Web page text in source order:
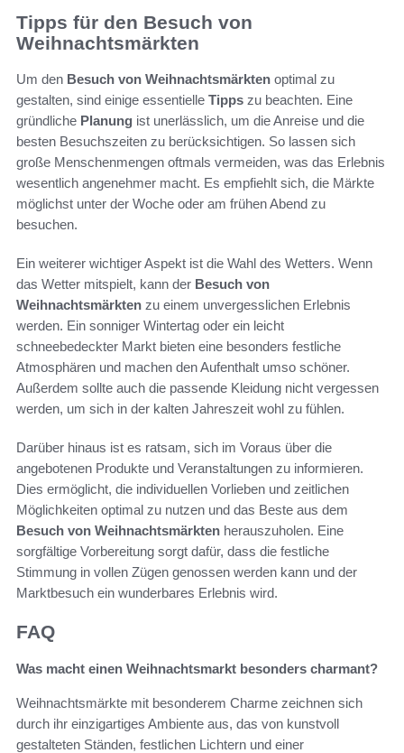
Tipps für den Besuch von
Weihnachtsmärkten
Um den Besuch von Weihnachtsmärkten optimal zu
gestalten, sind einige essentielle Tipps zu beachten. Eine
gründliche Planung ist unerlässlich, um die Anreise und die
besten Besuchszeiten zu berücksichtigen. So lassen sich
große Menschenmengen oftmals vermeiden, was das Erlebnis
wesentlich angenehmer macht. Es empfiehlt sich, die Märkte
möglichst unter der Woche oder am frühen Abend zu
besuchen.
Ein weiterer wichtiger Aspekt ist die Wahl des Wetters. Wenn
das Wetter mitspielt, kann der Besuch von
Weihnachtsmärkten zu einem unvergesslichen Erlebnis
werden. Ein sonniger Wintertag oder ein leicht
schneebedeckter Markt bieten eine besonders festliche
Atmosphären und machen den Aufenthalt umso schöner.
Außerdem sollte auch die passende Kleidung nicht vergessen
werden, um sich in der kalten Jahreszeit wohl zu fühlen.
Darüber hinaus ist es ratsam, sich im Voraus über die
angebotenen Produkte und Veranstaltungen zu informieren.
Dies ermöglicht, die individuellen Vorlieben und zeitlichen
Möglichkeiten optimal zu nutzen und das Beste aus dem
Besuch von Weihnachtsmärkten herauszuholen. Eine
sorgfältige Vorbereitung sorgt dafür, dass die festliche
Stimmung in vollen Zügen genossen werden kann und der
Marktbesuch ein wunderbares Erlebnis wird.
FAQ
Was macht einen Weihnachtsmarkt besonders charmant?
Weihnachtsmärkte mit besonderem Charme zeichnen sich
durch ihr einzigartiges Ambiente aus, das von kunstvoll
gestalteten Ständen, festlichen Lichtern und einer